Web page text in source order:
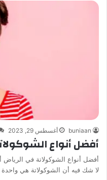
buniaan أغسطس 29, 2023
أفضل أنواع
أفضل أنواع الشوكولاتة في
لا شك فيه أن الشوكولاتة هي